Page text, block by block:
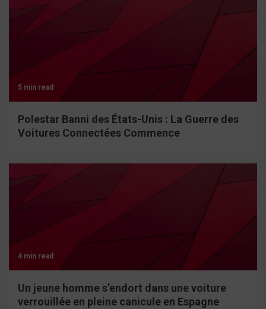
5 min read
Polestar Banni des États-Unis : La Guerre des
Voitures Connectées Commence
4 min read
Un jeune homme s’endort dans une voiture
verrouillée en pleine canicule en Espagne